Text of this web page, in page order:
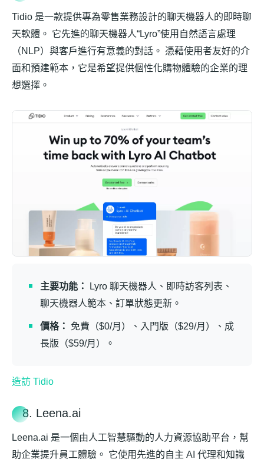
Tidio 是一款提供專為零售業務設計的聊天機器人的即時聊
天軟體。 它先進的聊天機器人“Lyro”使用自然語言處理
（NLP）與客戶進行有意義的對話。 憑藉使用者友好的介
面和預建範本，它是希望提供個性化購物體驗的企業的理
想選擇。
主要功能：
Lyro 聊天機器人、即時訪客列表、
聊天機器人範本、訂單狀態更新。
價格：
免費（$0/月）、入門版（$29/月）、成
長版（$59/月）。
造訪 Tidio
8. Leena.ai
Leena.ai 是一個由人工智慧驅動的人力資源協助平台，幫
助企業提升員工體驗。 它使用先進的自主 AI 代理和知識